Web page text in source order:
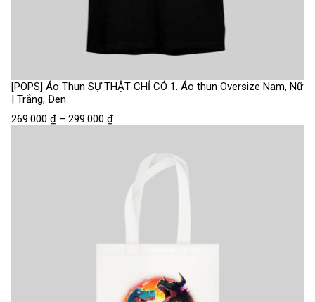
[POPS] Áo Thun SỰ THẬT CHỈ CÓ 1. Áo thun Oversize Nam, Nữ
| Trắng, Đen
269.000 ₫ – 299.000 ₫